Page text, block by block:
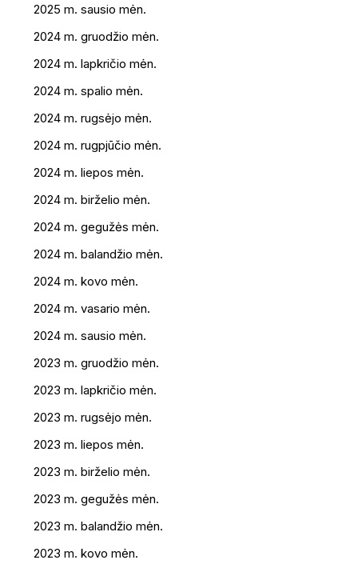
2025 m. sausio mėn.
2024 m. gruodžio mėn.
2024 m. lapkričio mėn.
2024 m. spalio mėn.
2024 m. rugsėjo mėn.
2024 m. rugpjūčio mėn.
2024 m. liepos mėn.
2024 m. birželio mėn.
2024 m. gegužės mėn.
2024 m. balandžio mėn.
2024 m. kovo mėn.
2024 m. vasario mėn.
2024 m. sausio mėn.
2023 m. gruodžio mėn.
2023 m. lapkričio mėn.
2023 m. rugsėjo mėn.
2023 m. liepos mėn.
2023 m. birželio mėn.
2023 m. gegužės mėn.
2023 m. balandžio mėn.
2023 m. kovo mėn.